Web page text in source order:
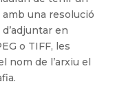
una resolució
en
o TIFF, les
nom de l’arxiu el